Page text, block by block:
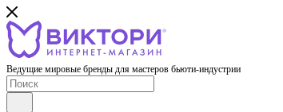
Ведущие мировые бренды для мастеров бьюти-индустрии